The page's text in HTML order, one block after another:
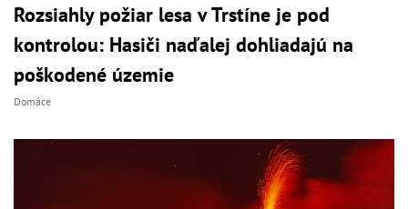
Rozsiahly požiar lesa v Trstíne je pod
kontrolou: Hasiči naďalej dohliadajú na
poškodené územie
Domáce